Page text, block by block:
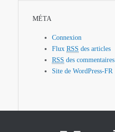
MÉTA
Connexion
FluxRSS des articles
RSS des commentaires
Site de WordPress-FR